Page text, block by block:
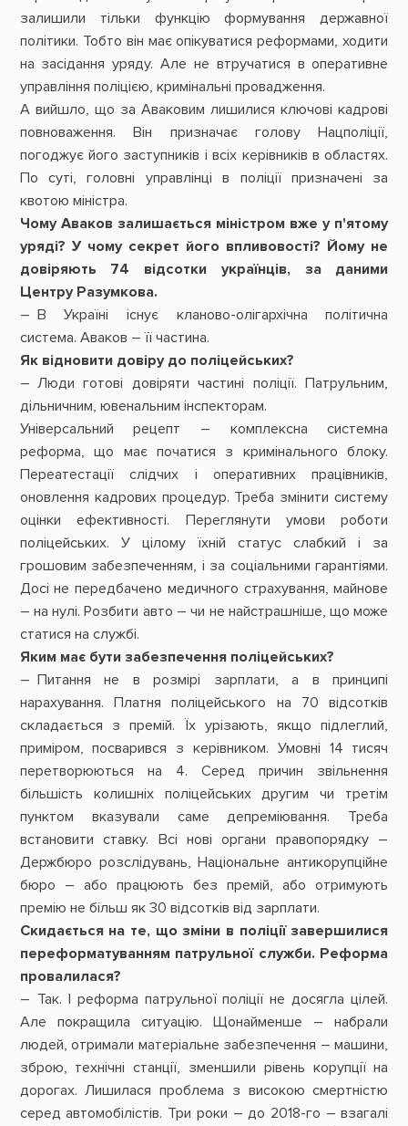
залишили тільки функцію формування державної
політики. Тобто він має опікуватися реформами, ходити
на засідання уряду. Але не втручатися в оперативне
управління поліцією, кримінальні провадження.
А вийшло, що за Аваковим лишилися ключові кадрові
повноваження. Він призначає голову Нацполіції,
погоджує його заступників і всіх керівників в областях.
По суті, головні управлінці в поліції призначені за
квотою міністра.
Чому Аваков залишається міністром вже у п'ятому
уряді? У чому секрет його впливовості? Йому не
довіряють 74 відсотки українців, за даними
Центру Разумкова.
– В Україні існує кланово-олігархічна політична
система. Аваков – її частина.
Як відновити довіру до поліцейських?
– Люди готові довіряти частині поліції. Патрульним,
дільничним, ювенальним інспекторам.
Універсальний рецепт – комплексна системна
реформа, що має початися з кримінального блоку.
Переатестації слідчих і оперативних працівників,
оновлення кадрових процедур. Треба змінити систему
оцінки ефективності. Переглянути умови роботи
поліцейських. У цілому їхній статус слабкий і за
грошовим забезпеченням, і за соціальними гарантіями.
Досі не передбачено медичного страхування, майнове
– на нулі. Розбити авто – чи не найстрашніше, що може
статися на службі.
Яким має бути забезпечення поліцейських?
– Питання не в розмірі зарплати, а в принципі
нарахування. Платня поліцейського на 70 відсотків
складається з премій. Їх урізають, якщо підлеглий,
приміром, посварився з керівником. Умовні 14 тисяч
перетворюються на 4. Серед причин звільнення
більшість колишніх поліцейських другим чи третім
пунктом вказували саме депреміювання. Треба
встановити ставку. Всі нові органи правопорядку –
Держ­бюро розслідувань, Національне антикорупційне
бюро – або працюють без премій, або отримують
премію не більш як 30 відсотків від зарплати.
Скидається на те, що зміни в поліції завершилися
переформатуванням патрульної служби. Реформа
провалилася?
– Так. І реформа патрульної поліції не досягла цілей.
Але покращила ситуацію. Щонайменше – набрали
людей, отримали матеріальне забезпечення – машини,
зброю, технічні станції, зменшили рівень корупції на
дорогах. Лишилася проблема з високою смертністю
серед автомобілістів. Три роки – до 2018-го – взагалі